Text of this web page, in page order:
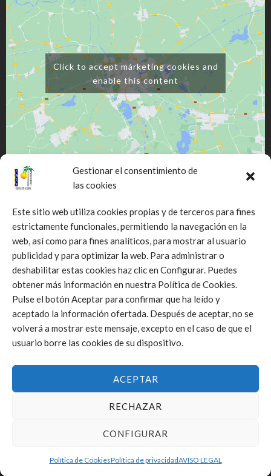
Gestionar el consentimiento de
las cookies
Este sitio web utiliza cookies propias y de terceros para fines
estrictamente funcionales, permitiendo la navegación en la
web, así como para fines analíticos, para mostrar al usuario
publicidad y para optimizar la web. Para administrar o
deshabilitar estas cookies haz clic en Configurar. Puedes
obtener más información en nuestra Política de Cookies.
Pulse el botón Aceptar para confirmar que ha leído y
aceptado la información ofertada. Después de aceptar, no se
volverá a mostrar este mensaje, excepto en el caso de que el
usuario borre las cookies de su dispositivo.
ACEPTAR
RECHAZAR
CONFIGURAR
Política de CookiesPolítica de privacidadAVISO LEGAL
Click to accept márketing cookies and
enable this content
Click to accept márketing cookies and
enable this content
FEDERACIÓN DE VOLEIBOL DE LA COMUNIDAD VALENCIANA © 2025